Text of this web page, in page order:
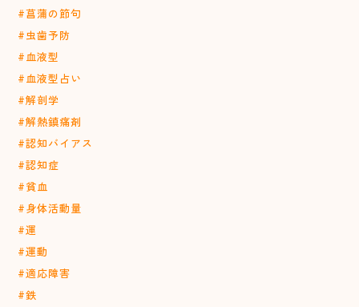
#菖蒲の節句
#虫歯予防
#血液型
#血液型占い
#解剖学
#解熱鎮痛剤
#認知バイアス
#認知症
#貧血
#身体活動量
#運
#運動
#適応障害
#鉄